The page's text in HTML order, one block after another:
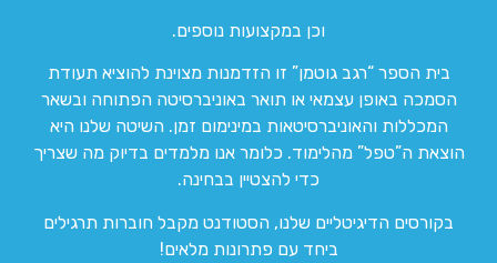
וכן במקצועות נוספים.
בית הספר “רגב גוטמן” זו הזדמנות מצוינת להוציא תעודת
הסמכה באופן עצמאי או תואר באוניברסיטה הפתוחה ובשאר
המכללות והאוניברסיטאות במינימום זמן. השיטה שלנו היא
הוצאת ה”טפל” מהלימוד. כלומר אנו מלמדים בדיוק מה שצריך
כדי להצטיין בבחינה.
בקורסים הדיגיטליים שלנו, הסטודנט מקבל חוברות תרגילים
ביחד עם פתרונות מלאים!